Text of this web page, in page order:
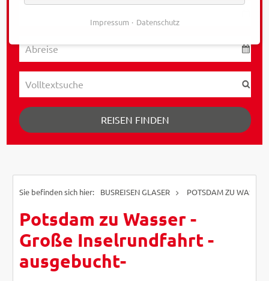
REISEN FINDEN
BUSREISEN GLASER POTSDAM ZU WASSER
Potsdam zu Wasser -
Große Inselrundfahrt -
ausgebucht-
Impressum Datenschutz